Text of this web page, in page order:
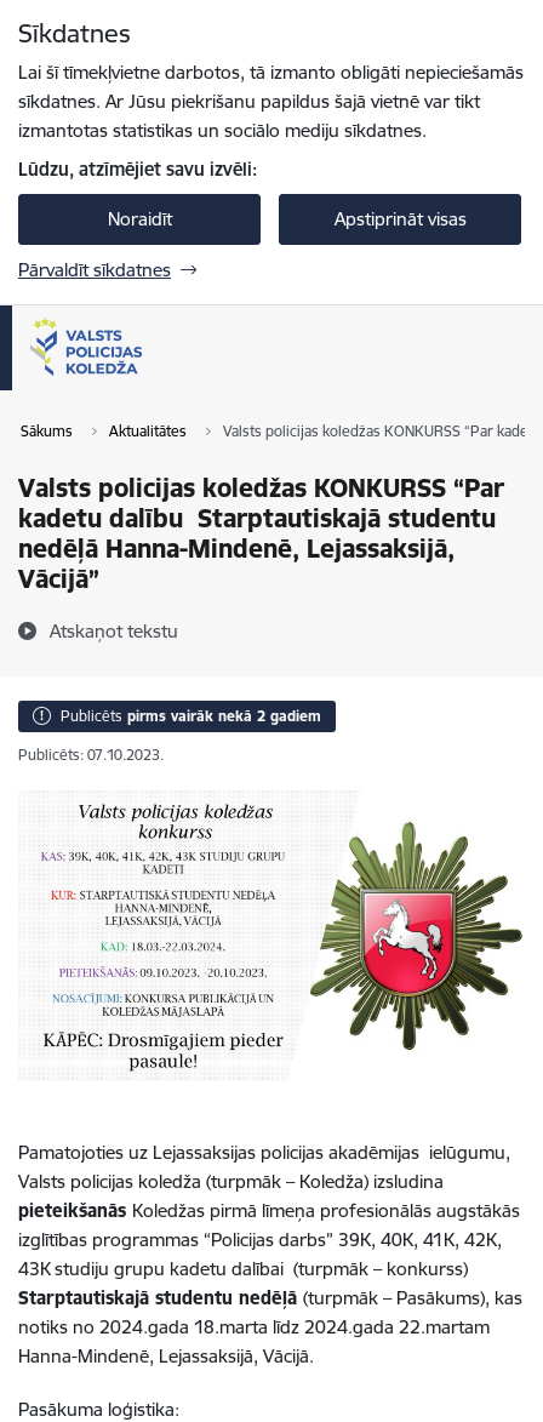
Sīkdatnes
Lai šī tīmekļvietne darbotos, tā izmanto obligāti nepieciešamās
sīkdatnes. Ar Jūsu piekrišanu papildus šajā vietnē var tikt
izmantotas statistikas un sociālo mediju sīkdatnes.
Lūdzu, atzīmējiet savu izvēli:
Noraidīt Apstiprināt visas
Pārvaldīt sīkdatnes
Sākums Aktualitātes Valsts policijas koledžas KONKURSS​​​​​​​ “Par
Valsts policijas koledžas KONKURSS​​​​​​​ “Par
kadetu dalību Starptautiskajā studentu
nedēļā Hanna-Mindenē, Lejassaksijā,
Vācijā”
Atskaņot tekstu
Publicēts pirms vairāk nekā 2 gadiem
Publicēts: 07.10.2023.
Pamatojoties uz Lejassaksijas policijas akadēmijas ielūgumu,
Valsts policijas koledža (turpmāk – Koledža) izsludina
pieteikšanās Koledžas pirmā līmeņa profesionālās augstākās
izglītības programmas “Policijas darbs” 39K, 40K, 41K, 42K,
43K studiju grupu kadetu dalībai (turpmāk – konkurss)
Starptautiskajā studentu nedēļā (turpmāk – Pasākums), kas
notiks no 2024.gada 18.marta līdz 2024.gada 22.martam
Hanna-Mindenē, Lejassaksijā, Vācijā.
Pasākuma loģistika: